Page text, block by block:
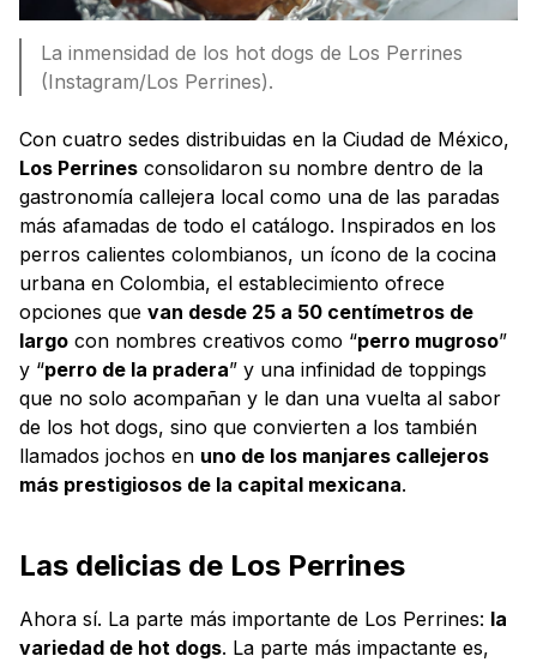
La inmensidad de los hot dogs de Los Perrines
(Instagram/Los Perrines).
Con cuatro sedes distribuidas en la Ciudad de México,
Los Perrines consolidaron su nombre dentro de la
gastronomía callejera local como una de las paradas
más afamadas de todo el catálogo. Inspirados en los
perros calientes colombianos, un ícono de la cocina
urbana en Colombia, el establecimiento ofrece
opciones que van desde 25 a 50 centímetros de
largo con nombres creativos como “perro mugroso”
y “perro de la pradera” y una infinidad de toppings
que no solo acompañan y le dan una vuelta al sabor
de los hot dogs, sino que convierten a los también
llamados jochos en uno de los manjares callejeros
más prestigiosos de la capital mexicana.
Las delicias de Los Perrines
Ahora sí. La parte más importante de Los Perrines: la
variedad de hot dogs. La parte más impactante es,